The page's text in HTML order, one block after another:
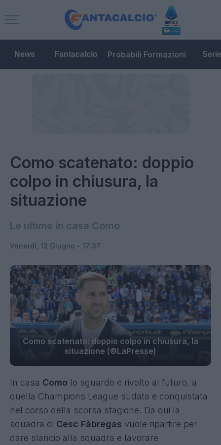
News Fantacalcio Probabili Formazioni
Como scatenato: doppio
colpo in chiusura, la
situazione
Le ultime in casa Como
Venerdì, 12 Giugno - 17:37
Como scatenato: doppio colpo in chiusura, la
situazione (©LaPresse)
In casa Como lo sguardo è rivolto al futuro, a
quella Champions League sudata e conquistata
nel corso della scorsa stagione. Da qui la
squadra di Cesc Fàbregas vuole ripartire per
dare slancio alla squadra e lavorare